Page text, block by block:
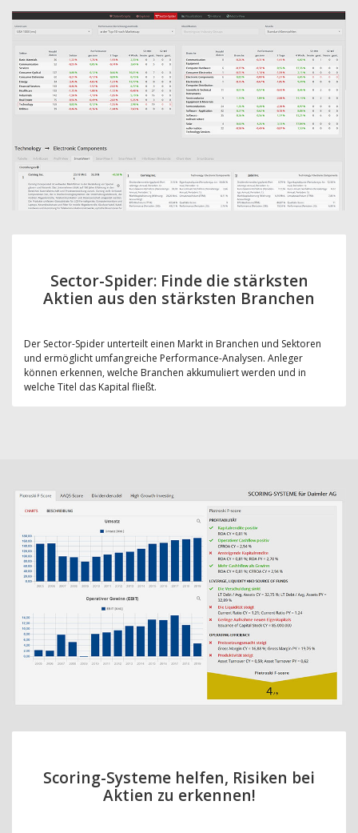
Sector-Spider: Finde die stärksten
Aktien aus den stärksten Branchen
Der Sector-Spider unterteilt einen Markt in Branchen und Sektoren
und ermöglicht umfangreiche Performance-Analysen. Anleger
können erkennen, welche Branchen akkumuliert werden und in
welche Titel das Kapital fließt.
Scoring-Systeme helfen, Risiken bei
Aktien zu erkennen!